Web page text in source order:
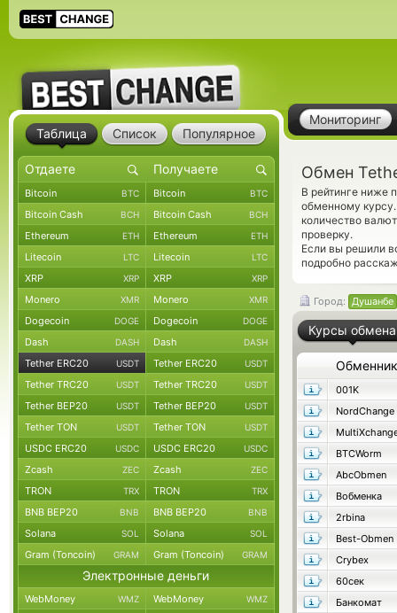
Мониторинг
Обмен
В рейтинге ниже
обменному
количество
проверку.
Если вы решили
подробно
Город: Душанбе
Курсы обмена
Обменник
001K
NordChange
BTCWorm
AbcObmen
Вобменка
2rbina
Best-Obmen
Crybex
60сек
Банкомат
Таблица Список Популярное
Bitcoin BTC Bitcoin BTC
Bitcoin Cash BCH Bitcoin Cash BCH
Ethereum ETH Ethereum ETH
Litecoin LTC Litecoin LTC
XRP XRP XRP XRP
Monero XMR Monero XMR
Dogecoin DOGE Dogecoin DOGE
Dash DASH Dash DASH
Tether ERC20 USDT Tether ERC20 USDT
Tether TRC20 USDT Tether TRC20 USDT
Tether BEP20 USDT Tether BEP20 USDT
Tether TON USDT Tether TON USDT
USDC ERC20 USDC USDC ERC20 USDC
Zcash ZEC Zcash ZEC
TRON TRX TRON TRX
BNB BEP20 BNB BNB BEP20 BNB
Solana SOL Solana SOL
Gram (Toncoin) GRAM Gram (Toncoin) GRAM
Электронные деньги
WebMoney WMZ WebMoney WMZ